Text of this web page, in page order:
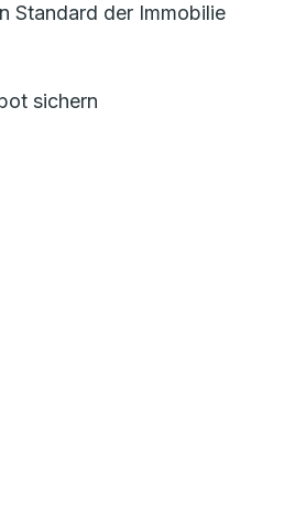
Standard der Immobilie
sichern